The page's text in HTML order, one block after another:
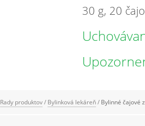
30 g, 20
Rady produktov/ Bylinková lekáreň/ Bylinné čajové